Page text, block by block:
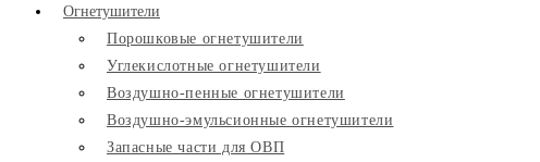
Огнетушители
Порошковые огнетушители
Углекислотные огнетушители
Воздушно-пенные огнетушители
Воздушно-эмульсионные огнетушители
Запасные части для ОВП